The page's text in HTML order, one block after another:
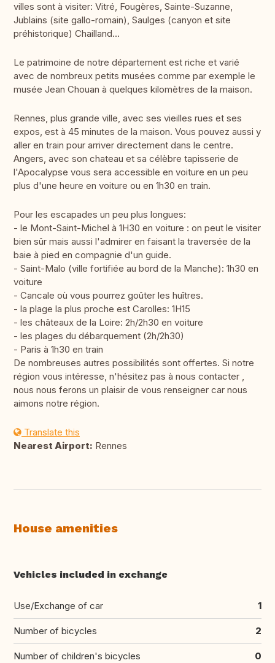
villes sont à visiter: Vitré, Fougères, Sainte-Suzanne,
Jublains (site gallo-romain), Saulges (canyon et site
préhistorique) Chailland...
Le patrimoine de notre département est riche et varié
avec de nombreux petits musées comme par exemple le
musée Jean Chouan à quelques kilomètres de la maison.
Rennes, plus grande ville, avec ses vieilles rues et ses
expos, est à 45 minutes de la maison. Vous pouvez aussi y
aller en train pour arriver directement dans le centre.
Angers, avec son chateau et sa célèbre tapisserie de
l'Apocalypse vous sera accessible en voiture en un peu
plus d'une heure en voiture ou en 1h30 en train.
Pour les escapades un peu plus longues:
- le Mont-Saint-Michel à 1H30 en voiture : on peut le visiter
bien sûr mais aussi l'admirer en faisant la traversée de la
baie à pied en compagnie d'un guide.
- Saint-Malo (ville fortifiée au bord de la Manche): 1h30 en
voiture
- Cancale où vous pourrez goûter les huîtres.
- la plage la plus proche est Carolles: 1H15
- les châteaux de la Loire: 2h/2h30 en voiture
- les plages du débarquement (2h/2h30)
- Paris à 1h30 en train
De nombreuses autres possibilités sont offertes. Si notre
région vous intéresse, n'hésitez pas à nous contacter ,
nous nous ferons un plaisir de vous renseigner car nous
aimons notre région.
Translate this
Nearest Airport: Rennes
House amenities
Vehicles included in exchange
Use/Exchange of car 1
Number of bicycles 2
Number of children's bicycles 0